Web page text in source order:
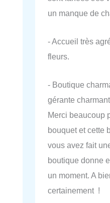
un manque de
- Accueil très
fleurs.
- Boutique
gérante
Merci beaucoup
bouquet et cette
vous avez fait
boutique donne
un moment. A
certainement !